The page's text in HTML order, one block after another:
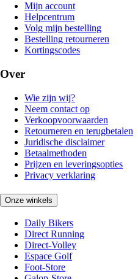
Mijn account
Helpcentrum
Volg mijn bestelling
Bestelling retourneren
Kortingscodes
Over
Wie zijn wij?
Neem contact op
Verkoopvoorwaarden
Retourneren en terugbetalen
Juridische disclaimer
Betaalmethoden
Prijzen en leveringsopties
Privacy verklaring
Onze winkels
Daily Bikers
Direct Running
Direct-Volley
Espace Golf
Foot-Store